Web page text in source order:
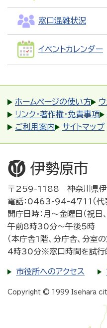
窓口混雑状況
イベントカレンダー
ホームページの使い方
リンク・著作権・免責事項
ご利用案内
サイトマップ
〒259-1188 神奈川県伊
電話：0463-94-4711（代
開庁日時：月～金曜日（祝
午前8時30分～午後5時
（本庁舎1階、分庁舎、分
4時30分※窓口時間を試行
市役所へのアクセス
Copyright © 1999 Isehara